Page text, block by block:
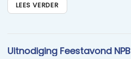
LEES VERDER
​Uitnodiging Feestavond NPB